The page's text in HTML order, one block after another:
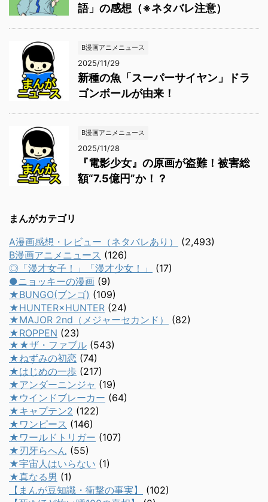
語」の感想（※ネタバレ注意）
B漫画アニメニュース
2025/11/29
新種の魚「スーパーサイヤン」ドラ
ゴンボールが由来！
B漫画アニメニュース
2025/11/28
『電影少女』の原画が盗難！被害総
額“7.5億円”か！？
まんがカテゴリ
A漫画感想・レビュー（ネタバレあり）
(2,493)
B漫画アニメニュース (126)
◎「漫才女子！」「漫才少女！」
(17)
●ニョッキーの漫画 (9)
★BUNGO(ブンゴ) (109)
★HUNTER×HUNTER (24)
★MAJOR 2nd（メジャーセカンド）
(82)
★ROPPEN (23)
★★ザ・ファブル (543)
★ねずみの初恋 (74)
★はじめの一歩 (217)
★アンダーニンジャ (19)
★ウインドブレーカー (64)
★キャプテン2 (122)
★ワンピース (146)
★ワールドトリガー (107)
★刃牙らへん (55)
★宇宙人はいらない (1)
★真なる男 (1)
【まんが豆知識・衝撃の事実】
(102)